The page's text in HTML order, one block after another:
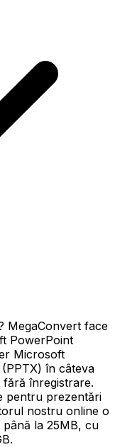
MegaConvert face
PowerPoint
Microsoft
în câteva
înregistrare.
pentru prezentări
nostru online o
la 25MB, cu